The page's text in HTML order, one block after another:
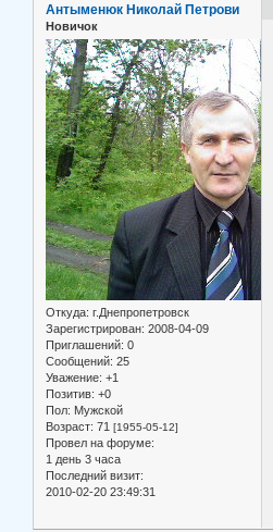
Антыменюк Николай Петрови
Новичок
Откуда: г.Днепропетровск
Зарегистрирован: 2008-04-09
Приглашений: 0
Сообщений: 25
Уважение: +1
Позитив: +0
Пол: Мужской
Возраст: 71 [1955-05-12]
Провел на форуме:
1 день 3 часа
Последний визит:
2010-02-20 23:49:31